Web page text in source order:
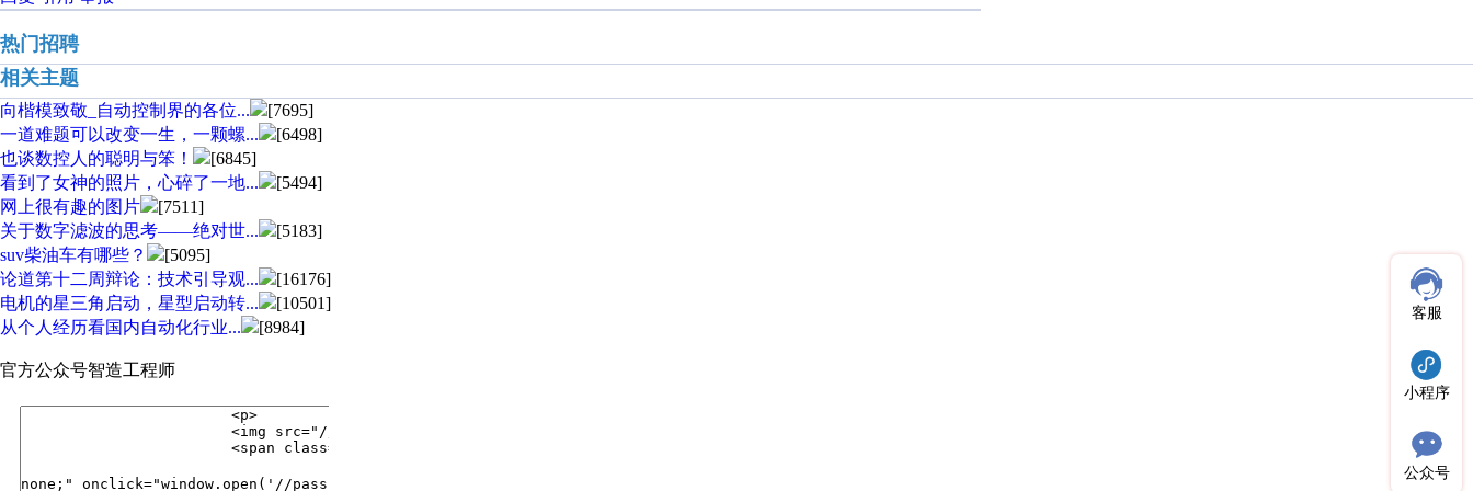
热门招聘
相关主题
向楷模致敬_自动控制界的各位...
[7695]
一道难题可以改变一生，一颗螺...
[6498]
也谈数控人的聪明与笨！
[6845]
看到了女神的照片，心碎了一地...
[5494]
网上很有趣的图片
[7511]
关于数字滤波的思考——绝对世...
[5183]
suv柴油车有哪些？
[5095]
论道第十二周辩论：技术引导观...
[16176]
电机的星三角启动，星型启动转...
[10501]
从个人经历看国内自动化行业...
[8984]
官方公众号智造工程师
客服
小程序
公众号